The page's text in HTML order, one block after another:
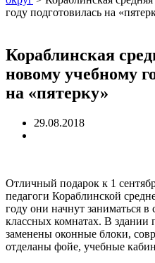
году подготовилась на
Кораблинская
новому учебному
на «пятерку»
29.08.2018
Отличный подарок к 1
педагоги Кораблинской
году они начнут заниматься
классных комнатах. В здании
заменены оконные блоки,
отделаны фойе, учебные